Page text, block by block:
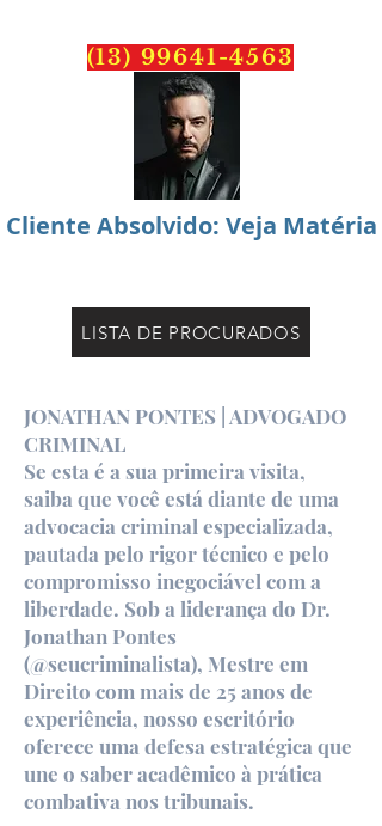
(13) 99641-4563
Cliente Absolvido: Veja Matéria
Excelência em Defesa Criminal:
Estratégia e Prontidão 24h na Bixada
JONATHAN PONTES | ADVOGADO
CRIMINAL
Se esta é a sua primeira visita,
saiba que você está diante de uma
advocacia criminal especializada,
pautada pelo rigor técnico e pelo
compromisso inegociável com a
liberdade. Sob a liderança do Dr.
Jonathan Pontes
(@seucriminalista), Mestre em
Direito com mais de 25 anos de
experiência, nosso escritório
oferece uma defesa estratégica que
une o saber acadêmico à prática
combativa nos tribunais.
LISTA DE PROCURADOS